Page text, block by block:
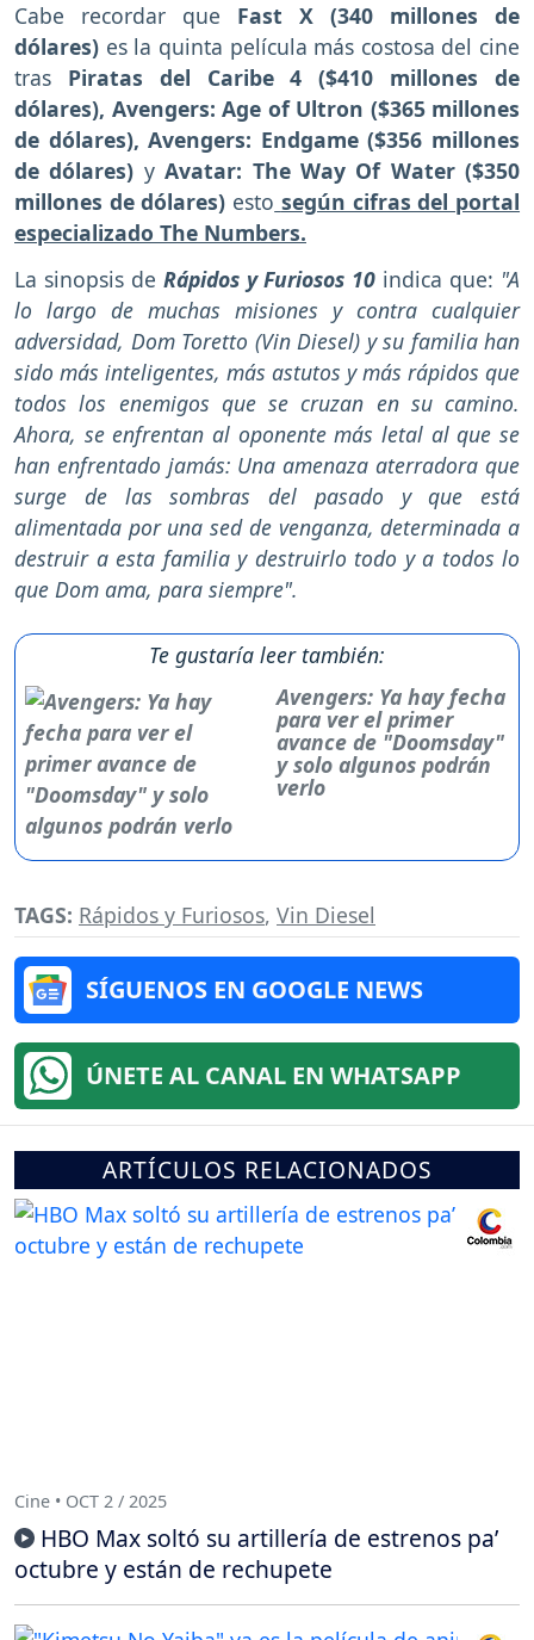
Cabe recordar que Fast X (340 millones de
dólares) es la quinta película más costosa del cine
tras Piratas del Caribe 4 ($410 millones de
dólares), Avengers: Age of Ultron ($365 millones
de dólares), Avengers: Endgame ($356 millones
de dólares) yAvatar: The Way Of Water ($350
millones de dólares) esto según cifras del portal
especializado The Numbers.
La sinopsis de Rápidos y Furiosos 10 indica que: "A
lo largo de muchas misiones y contra cualquier
adversidad, Dom Toretto (Vin Diesel) y su familia han
sido más inteligentes, más astutos y más rápidos que
todos los enemigos que se cruzan en su camino.
Ahora, se enfrentan al oponente más letal al que se
han enfrentado jamás: Una amenaza aterradora que
surge de las sombras del pasado y que está
alimentada por una sed de venganza, determinada a
destruir a esta familia y destruirlo todo y a todos lo
que Dom ama, para siempre".
Te gustaría leer también:
Avengers: Ya hay fecha
para ver el primer
avance de "Doomsday"
y solo algunos podrán
verlo
TAGS: Rápidos y Furiosos, Vin Diesel
SÍGUENOS EN GOOGLE NEWS
ÚNETE AL CANAL EN WHATSAPP
ARTÍCULOS RELACIONADOS
Cine • OCT 2 / 2025
HBO Max soltó su artillería de estrenos pa’
octubre y están de rechupete